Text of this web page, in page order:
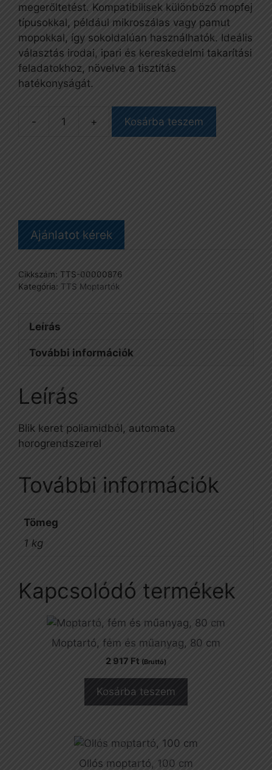
megerőltetést. Kompatibilisek különböző mopfej
típusokkal, például mikroszálas vagy pamut
mopokkal, így sokoldalúan használhatók. Ideális
választás irodai, ipari és kereskedelmi takarítási
feladatokhoz, növelve a tisztítás
hatékonyságát.
Moptartó,
mennyiség
Kosárba teszem
Ajánlatot kérek
Cikkszám: TTS-00000876
Kategória: TTS Moptartók
Leírás
További információk
Leírás
Blik keret poliamidból, automata
horogrendszerrel
További információk
Tömeg
1 kg
Kapcsolódó termékek
Moptartó, fém és műanyag, 80 cm
2 917 Ft (Bruttó)
Kosárba teszem
Ollós moptartó, 100 cm